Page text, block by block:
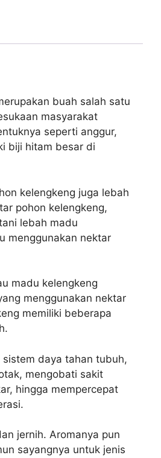
buah salah satu
masyarakat
seperti anggur,
biji hitam besar di
kelengkeng juga lebah
pohon kelengkeng,
lebah madu
menggunakan nektar
madu kelengkeng
menggunakan nektar
memiliki beberapa
daya tahan tubuh,
mengobati sakit
hingga mempercepat
jernih. Aromanya pun
sayangnya untuk jenis